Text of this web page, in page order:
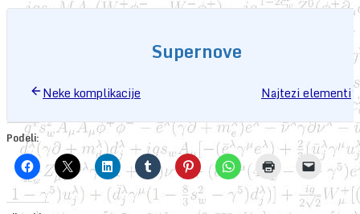
Supernove
Neke komplikacije Najtezi elementi
Podeli: